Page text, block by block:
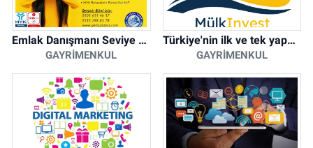
Emlak Danışmanı Seviye 5 Mesleki Yeterlilik Belgesi
GAYRIMENKUL
Türkiye'nin ilk ve tek yapay zeka destekli arsa ilan platformu
GAYRIMENKUL